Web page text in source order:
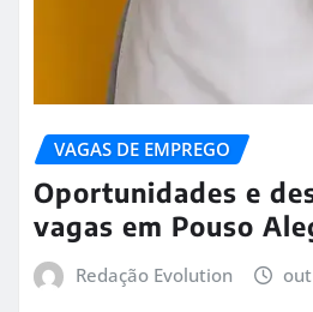
VAGAS DE EMPREGO
Oportunidades e
vagas em Pouso
Redação Evolution